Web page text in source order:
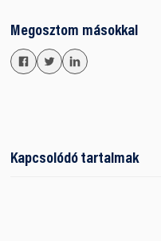
Megosztom másokkal
Kapcsolódó tartalmak